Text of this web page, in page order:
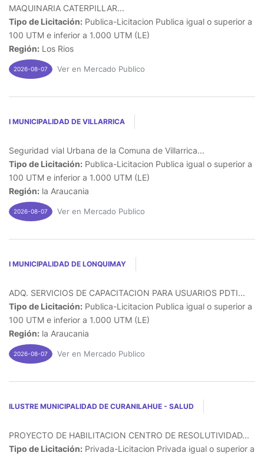
MAQUINARIA CATERPILLAR...
Tipo de Licitación: Publica-Licitacion Publica igual o superior a
100 UTM e inferior a 1.000 UTM (LE)
Región: Los Rios
2026-08-07 Ver en Mercado Publico
I MUNICIPALIDAD DE VILLARRICA
Seguridad vial Urbana de la Comuna de Villarrica...
Tipo de Licitación: Publica-Licitacion Publica igual o superior a
100 UTM e inferior a 1.000 UTM (LE)
Región: la Araucania
2026-08-07 Ver en Mercado Publico
I MUNICIPALIDAD DE LONQUIMAY
ADQ. SERVICIOS DE CAPACITACION PARA USUARIOS PDTI...
Tipo de Licitación: Publica-Licitacion Publica igual o superior a
100 UTM e inferior a 1.000 UTM (LE)
Región: la Araucania
2026-08-07 Ver en Mercado Publico
ILUSTRE MUNICIPALIDAD DE CURANILAHUE - SALUD
PROYECTO DE HABILITACION CENTRO DE RESOLUTIVIDAD...
Tipo de Licitación: Privada-Licitacion Privada igual o superior a